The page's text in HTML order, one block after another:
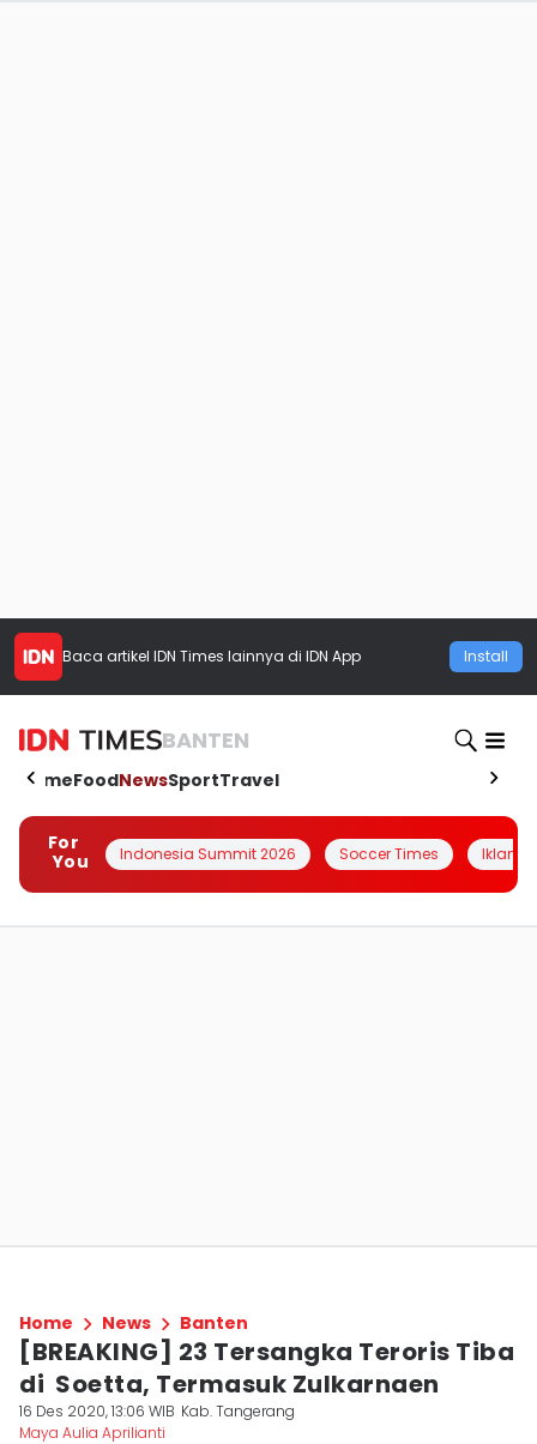
Baca artikel IDN Times lainnya di IDN App Install
BANTEN
HomeFoodNewsSportTravel
For
You
Indonesia Summit 2026 Soccer Times Iklanin
Home News Banten
[BREAKING] 23 Tersangka Teroris Tiba
di Soetta, Termasuk Zulkarnaen
16 Des 2020, 13:06 WIB Kab. Tangerang
Maya Aulia Aprilianti